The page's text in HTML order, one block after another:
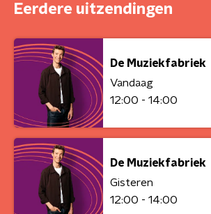
Eerdere uitzendingen
De Muziekfabriek
Vandaag
12:00 - 14:00
De Muziekfabriek
Gisteren
12:00 - 14:00